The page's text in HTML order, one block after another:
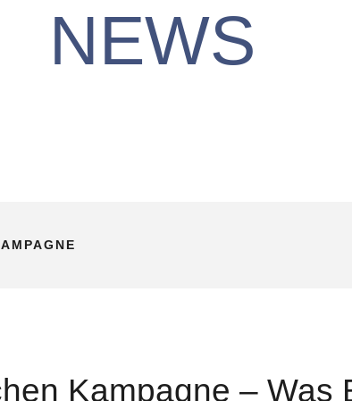
NEWS
Kampagne – Was